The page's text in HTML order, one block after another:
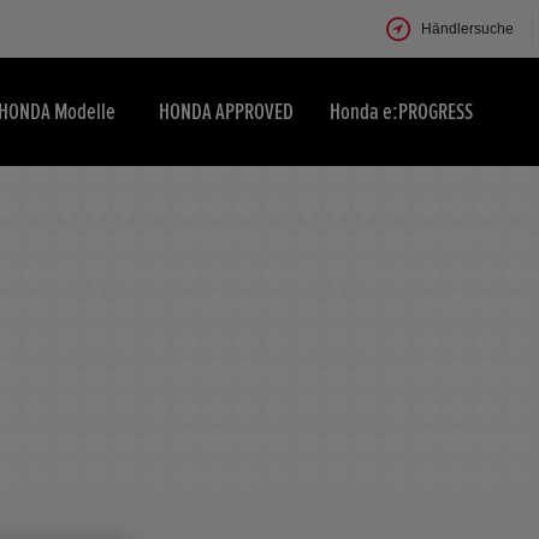
Händlersuche
HONDA Modelle HONDA APPROVED Honda e:PROGRESS